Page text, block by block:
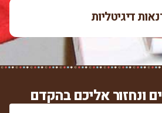
דיגיטליות
ונחזור אליכם בהקדם